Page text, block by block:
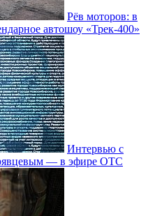
Рёв моторов: в
автошоу «Трек-400»
Интервью с
— в эфире ОТС